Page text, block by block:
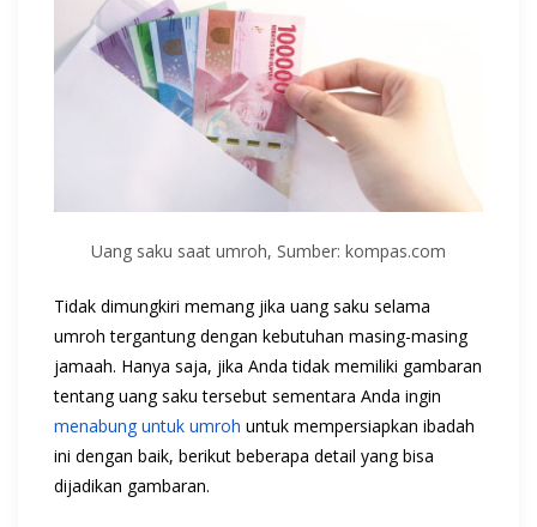
Uang saku saat umroh, Sumber: kompas.com
Tidak dimungkiri memang jika uang saku selama
umroh tergantung dengan kebutuhan masing-masing
jamaah. Hanya saja, jika Anda tidak memiliki gambaran
tentang uang saku tersebut sementara Anda ingin
menabung untuk umroh untuk mempersiapkan ibadah
ini dengan baik, berikut beberapa detail yang bisa
dijadikan gambaran.